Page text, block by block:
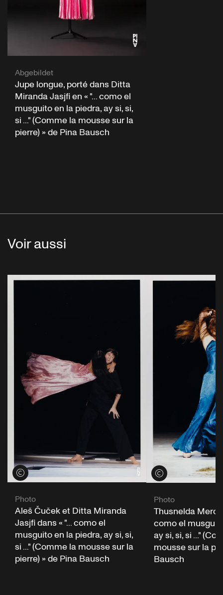
Abgebildet
Jupe longue, porté dans Ditta
Miranda Jasjfi en « "... como el
musguito en la piedra, ay si, si,
si ..." (Comme la mousse sur la
pierre) » de Pina Bausch
Voir aussi
Voir les crédits
Photo
Aleš Čuček et Ditta Miranda
Jasjfi dans « "... como el
musguito en la piedra, ay si, si,
si ..." (Comme la mousse sur la
pierre) » de Pina Bausch
Voir les crédits
Photo
Thusnelda Mercy
como el
ay si, si, si ..."
mousse sur la
Bausch